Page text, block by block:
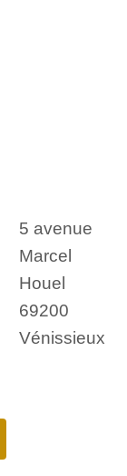
5 avenue
Marcel
Houel
69200
Vénissieux